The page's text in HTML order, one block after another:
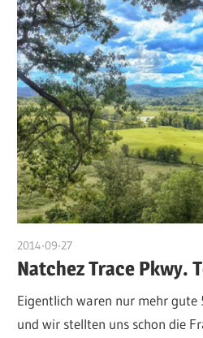
2014-09-27
Natchez Trace Pkwy.
Eigentlich waren nur mehr gute
und wir stellten uns schon die